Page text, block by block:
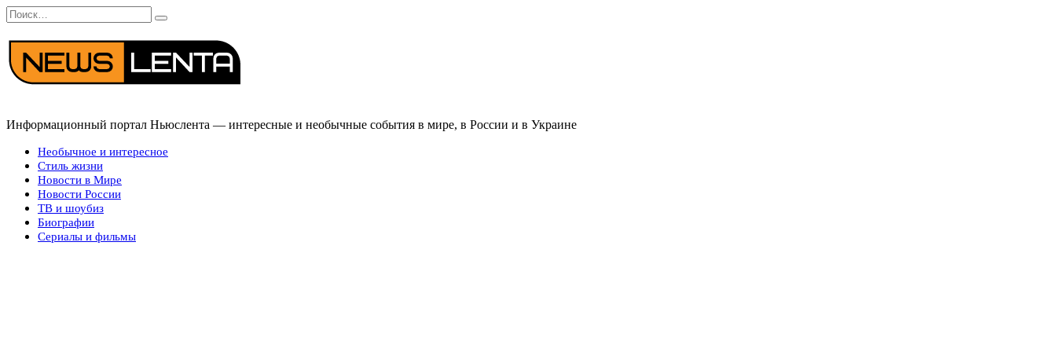
Перейти
к
содержанию
Search
for:
Информационный портал Ньюслента — интересные и необычные события в мире, в России и в Украине
Необычное и интересное
Стиль жизни
Новости в Мире
Новости России
ТВ и шоубиз
Биографии
Сериалы и фильмы